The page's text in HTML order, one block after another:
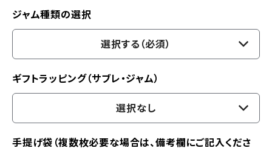
ジャム種類の選択
選択する（必須）
ギフトラッピング（サブレ・ジャム）
選択なし
手提げ袋（複数枚必要な場合は、備考欄にご記入くださ